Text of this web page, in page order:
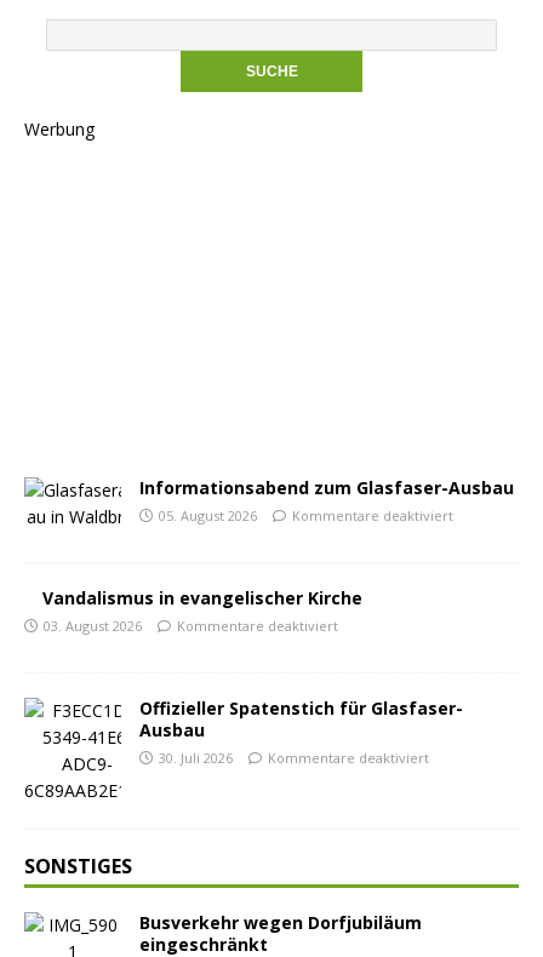
Werbung
Informationsabend zum Glasfaser-Ausbau
05. August 2026 Kommentare deaktiviert
Vandalismus in evangelischer Kirche
03. August 2026 Kommentare deaktiviert
Offizieller Spatenstich für Glasfaser-
Ausbau
30. Juli 2026 Kommentare deaktiviert
SONSTIGES
Busverkehr wegen Dorfjubiläum
eingeschränkt